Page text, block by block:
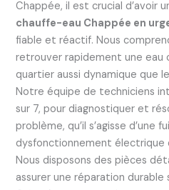
Chappée, il est crucial d’avoir
chauffe-eau Chappée en
fiable et réactif. Nous
retrouver rapidement une eau
quartier aussi dynamique que le
Notre équipe de techniciens
sur 7, pour diagnostiquer et
problème, qu’il s’agisse d’une
dysfonctionnement électrique
Nous disposons des pièces
assurer une réparation durable